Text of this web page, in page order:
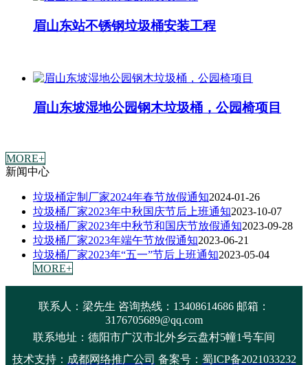
眉山东站不锈钢垃圾桶安装工程
眉山东坡湿地公园钢木垃圾桶，公园椅项目
MORE+
新闻中心
垃圾桶定制厂家2024年春节放假通知2024-01-26
垃圾桶厂家2023年中秋国庆节后上班通知2023-10-07
垃圾桶厂家2023年中秋节和国庆节放假通知2023-09-28
垃圾桶厂家2023年端午节放假通知2023-06-21
垃圾桶厂家2023年“五一”节后上班通知2023-05-04
MORE+
联系人：梁先生 咨询热线：13408614686 邮箱：
3176705689@qq.com
联系地址： 德阳市广汉市北外乡云盘村5幢1号车间
技术支持： 成都网络推广公司 备案号： 蜀ICP备2021033232